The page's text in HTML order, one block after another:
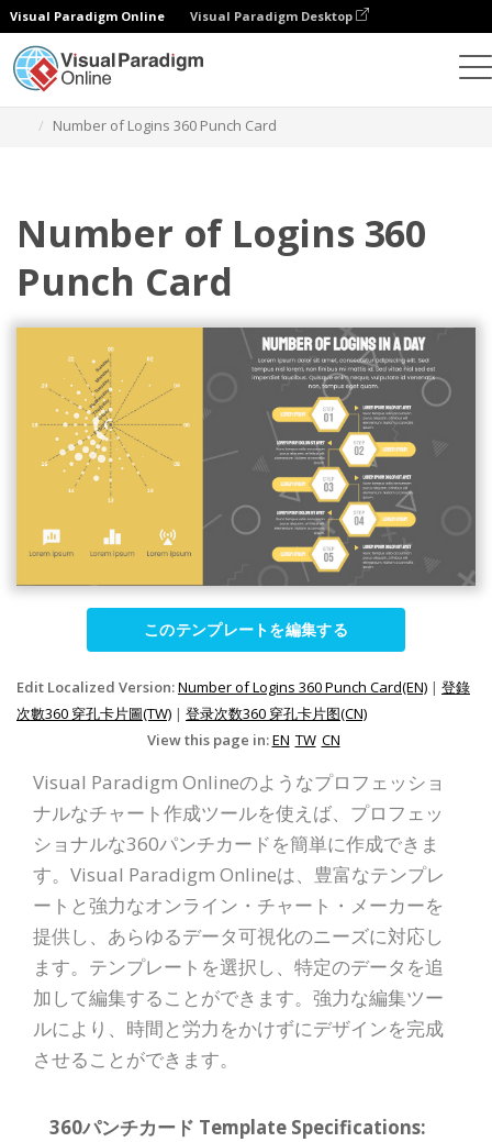
Visual Paradigm Online Visual Paradigm Desktop
Number of Logins 360 Punch Card
Number of Logins 360
Punch Card
このテンプレートを編集する
Edit Localized Version:Number of Logins 360 Punch Card(EN) | 登錄
次數360 穿孔卡片圖(TW) | 登录次数360 穿孔卡片图(CN)
View this page in:EN TW CN
Visual Paradigm Onlineのようなプロフェッショ
ナルなチャート作成ツールを使えば、プロフェッ
ショナルな360パンチカードを簡単に作成できま
す。Visual Paradigm Onlineは、豊富なテンプレ
ートと強力なオンライン・チャート・メーカーを
提供し、あらゆるデータ可視化のニーズに対応し
ます。テンプレートを選択し、特定のデータを追
加して編集することができます。強力な編集ツー
ルにより、時間と労力をかけずにデザインを完成
させることができます。
360パンチカード Template Specifications: